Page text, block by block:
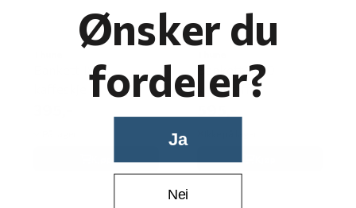
Bankett 1880
Bankett 1880
koldtgaffel
Ønsker du
fordeler?
Ja
Nei